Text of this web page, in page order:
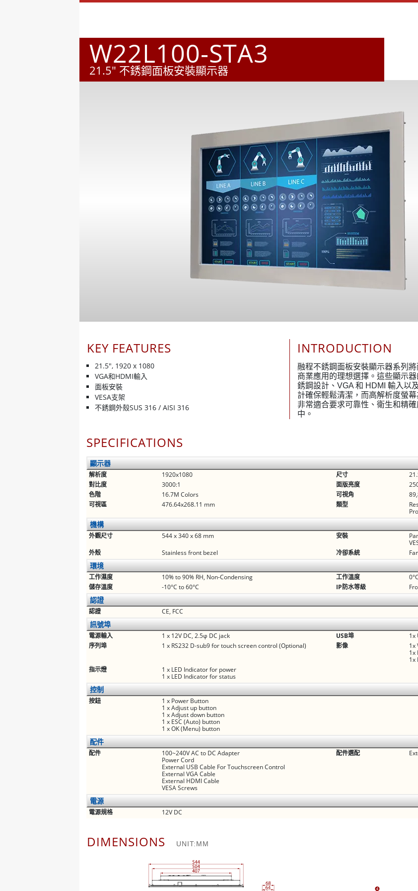
W22L100-STA3
21.5" 不銹鋼面板安裝顯示器
KEY FEATURES
21.5", 1920 x 1080
VGA和HDMI輸入
面板安裝
VESA支架
不銹鋼外殼SUS 316 / AISI 316
INTRODUCTION
融程不銹鋼面板安裝顯示器系列
商業應用的理想選擇。這些顯示
銹鋼設計、VGA 和 HDMI 輸入以
計確保輕鬆清潔，而高解析度螢
非常適合要求可靠性、衛生和精
中。
SPECIFICATIONS
顯示器
解析度 1920x1080 尺寸
對比度
3000:1 面版亮度
色階
16.7M Colors 可視角
可視區
476.64x268.11 mm 類型
機構
外觀尺寸 544 x 340 x 68 mm 安裝
外殼
Stainless front bezel 冷卻系統
環境
工作濕度 10% to 90% RH, Non-Condensing 工作溫度
儲存溫度
-10°C to 60°C IP防水等級
認證
認證 CE, FCC
訊號埠
電源輸入 1 x 12V DC, 2.5φ DC jack USB埠
1x
序列埠
1 x RS232 D-sub9 for touch screen control (Optional) 影像
1x
1x
1x
指示燈
1 x LED Indicator for power
1 x LED Indicator for status
控制
按鈕
1 x Power Button
1 x Adjust up button
1 x Adjust down button
1 x ESC (Auto) button
1 x OK (Menu) button
配件
配件
100~240V AC to DC Adapter
Power Cord
External USB Cable For Touchscreen Control
External VGA Cable
External HDMI Cable
VESA Screws
配件選配
電源
電源規格 12V DC
DIMENSIONS UNIT:MM